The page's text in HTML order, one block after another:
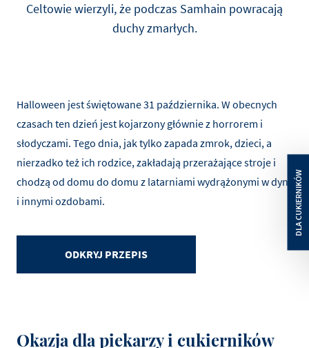
Celtowie wierzyli, że podczas Samhain powracają
duchy zmarłych.
Halloween jest świętowane 31 października. W obecnych
czasach ten dzień jest kojarzony głównie z horrorem i
słodyczami. Tego dnia, jak tylko zapada zmrok, dzieci, a
nierzadko też ich rodzice, zakładają przerażające stroje i
chodzą od domu do domu z latarniami wydrążonymi w dyni
i innymi ozdobami.
ODKRYJ PRZEPIS
Okazja dla piekarzy i cukierników